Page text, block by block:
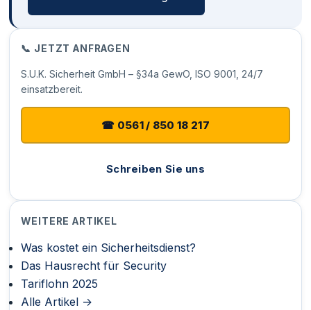
📞 JETZT ANFRAGEN
S.U.K. Sicherheit GmbH – §34a GewO, ISO 9001, 24/7
einsatzbereit.
☎ 0561 / 850 18 217
Schreiben Sie uns
WEITERE ARTIKEL
Was kostet ein Sicherheitsdienst?
Das Hausrecht für Security
Tariflohn 2025
Alle Artikel →